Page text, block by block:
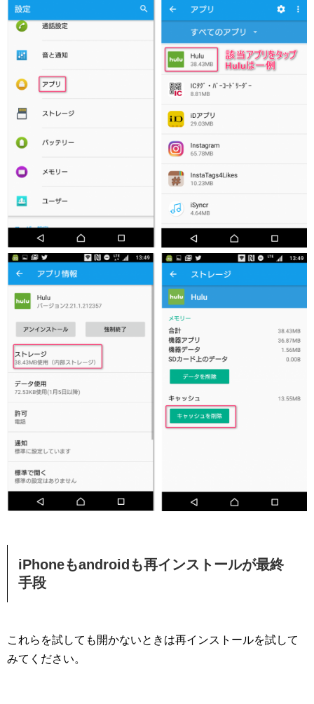
iPhoneもandroidも再インストールが最終
手段
これらを試しても開かないときは再インストールを試して
みてください。